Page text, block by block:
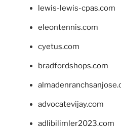
lewis-lewis-cpas.com
eleontennis.com
cyetus.com
bradfordshops.com
advocatevijay.com
adlibilimler2023.com